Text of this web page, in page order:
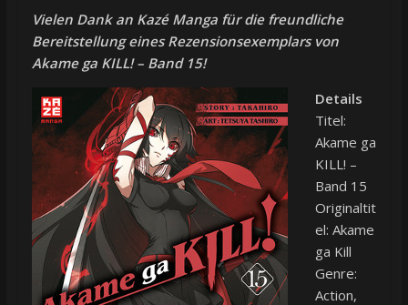
Vielen Dank an Kazé Manga für die freundliche
Bereitstellung eines Rezensionsexemplars von
Akame ga KILL! – Band 15!
Details
Titel:
Akame ga
KILL! –
Band 15
Originaltit
el: Akame
ga Kill
Genre:
Action,